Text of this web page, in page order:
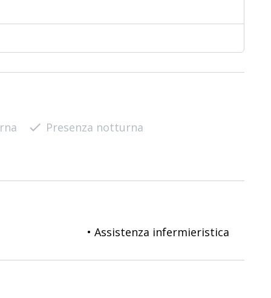
check Presenza notturna
• Assistenza infermieristica